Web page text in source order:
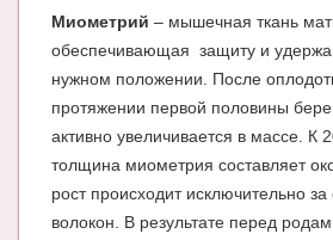
Миометрий – мышечная ткань
обеспечивающая защиту и
нужном положении. После
протяжении первой половины
активно увеличивается в массе. К
толщина миометрия составляет
рост происходит исключительно за
волокон. В результате перед